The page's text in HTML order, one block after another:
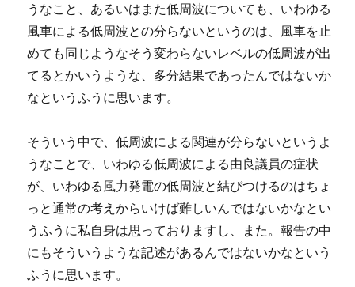
うなこと、あるいはまた低周波についても、いわゆる
風車による低周波との分らないというのは、風車を止
めても同じようなそう変わらないレベルの低周波が出
てるとかいうような、多分結果であったんではないか
なというふうに思います。
そういう中で、低周波による関連が分らないというよ
うなことで、いわゆる低周波による由良議員の症状
が、いわゆる風力発電の低周波と結びつけるのはちょ
っと通常の考えからいけば難しいんではないかなとい
うふうに私自身は思っておりますし、また。報告の中
にもそういうような記述があるんではないかなという
ふうに思います。